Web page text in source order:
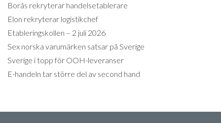
Borås rekryterar handelsetablerare
Elon rekryterar logistikchef
Etableringskollen – 2 juli 2026
Sex norska varumärken satsar på Sverige
Sverige i topp för OOH-leveranser
E-handeln tar större del av second hand